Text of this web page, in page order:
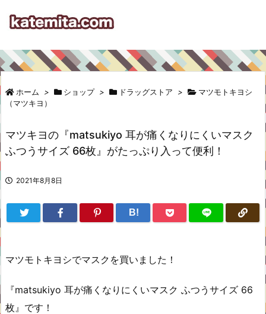
ホーム > ショップ > ドラッグストア >
マツモトキヨシ
（マツキヨ）
マツキヨの『matsukiyo 耳が痛くなりにくいマスク
ふつうサイズ 66枚』がたっぷり入って便利！
2021年8月8日
B!
マツモトキヨシでマスクを買いました！
『matsukiyo 耳が痛くなりにくいマスク ふつうサイズ 66
枚』です！